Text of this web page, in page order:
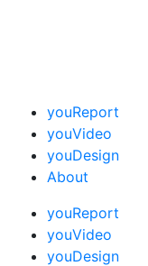
youReport
youVideo
youDesign
About
youReport
youVideo
youDesign